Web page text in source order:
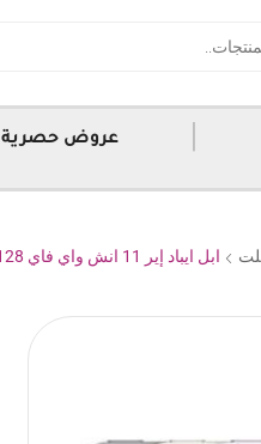
عروض حصرية
ابل ايباد إير 11 انش واي فاي 128 جيجابايت